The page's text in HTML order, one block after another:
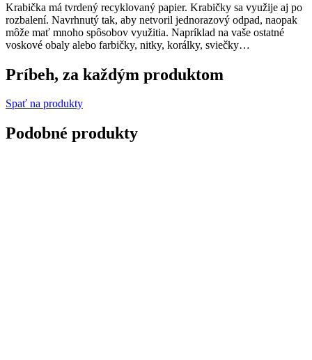
Krabička má tvrdený recyklovaný papier. Krabičky sa využije aj po
rozbalení. Navrhnutý tak, aby netvoril jednorazový odpad, naopak
môže mať mnoho spôsobov využitia. Napríklad na vaše ostatné
voskové obaly alebo farbičky, nitky, korálky, sviečky…
Príbeh, za každým produktom
Spať na produkty
Podobné produkty